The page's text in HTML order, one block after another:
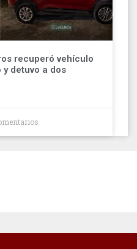
recuperó vehículo
detuvo a dos